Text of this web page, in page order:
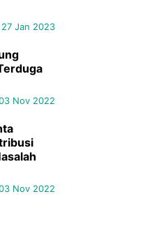
27 Jan 2023
Nov 2022
Nov 2022